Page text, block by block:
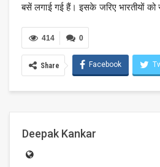
बसें लगाई गई हैं। इसके जरिए भारतीयों को
0
414
Share Facebook
Deepak Kankar